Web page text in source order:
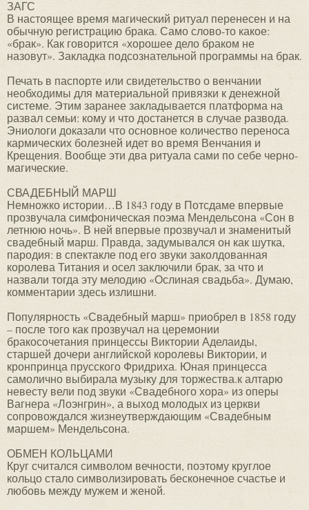
ЗАГС
В настоящее время магический ритуал перенесен и на
обычную регистрацию брака. Само слово-то какое:
«брак». Как говорится «хорошее дело браком не
назовут». Закладка подсознательной программы на брак.
Печать в паспорте или свидетельство о венчании
необходимы для материальной привязки к денежной
системе. Этим заранее закладывается платформа на
развал семьи: кому и что достанется в случае развода.
Эниологи доказали что основное количество переноса
кармических болезней идет во время Венчания и
Крещения. Вообще эти два ритуала сами по себе черно-
магические.
СВАДЕБНЫЙ МАРШ
Немножко истории…В 1843 году в Потсдаме впервые
прозвучала симфоническая поэма Мендельсона «Сон в
летнюю ночь». В ней впервые прозвучал и знаменитый
свадебный марш. Правда, задумывался он как шутка,
пародия: в спектакле под его звуки заколдованная
королева Титания и осел заключили брак, за что и
назвали тогда эту мелодию «Ослиная свадьба». Думаю,
комментарии здесь излишни.
Популярность «Свадебный марш» приобрел в 1858 году
– после того как прозвучал на церемонии
бракосочетания принцессы Виктории Аделаиды,
старшей дочери английской королевы Виктории, и
кронпринца прусского Фридриха. Юная принцесса
самолично выбирала музыку для торжества.к алтарю
невесту вели под звуки «Свадебного хора» из оперы
Вагнера «Лоэнгрин», а выход молодых из церкви
сопровождался жизнеутверждающим «Свадебным
маршем» Мендельсона.
ОБМЕН КОЛЬЦАМИ
Круг считался символом вечности, поэтому круглое
кольцо стало символизировать бесконечное счастье и
любовь между мужем и женой.